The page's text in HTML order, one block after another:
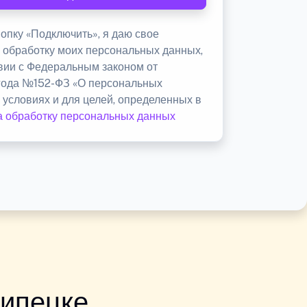
«Подключить», я даю свое
обработку моих персональных данных,
с Федеральным законом от
№152-ФЗ «О персональных
и для целей, определенных в
обработку персональных данных